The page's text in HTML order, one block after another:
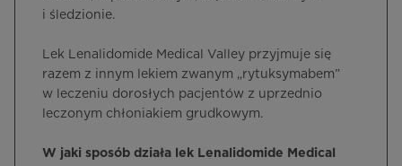
i śledzionie.
Lek Lenalidomide Medical Valley przyjmuje się
razem z innym lekiem zwanym „rytuksymabem”
w leczeniu dorosłych pacjentów z uprzednio
leczonym chłoniakiem grudkowym.
W jaki sposób działa lek Lenalidomide Medical